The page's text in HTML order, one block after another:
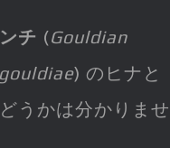
チ (Gouldian
) のヒナと
うかは分かりませ